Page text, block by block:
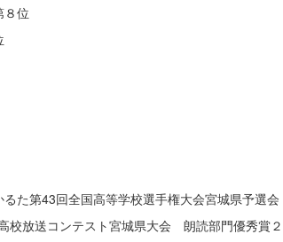
８位
るた第43回全国高等学校選手権大会宮城県予
校放送コンテスト宮城県大会 朗読部門優秀賞